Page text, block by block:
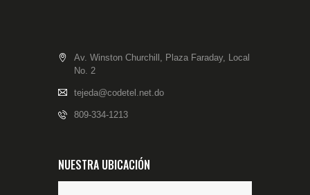
Av. Winston Churchill, Plaza Faraday, Local
No. 2
tejeda@codetel.net.do
809-334-1213
NUESTRA UBICACIÓN